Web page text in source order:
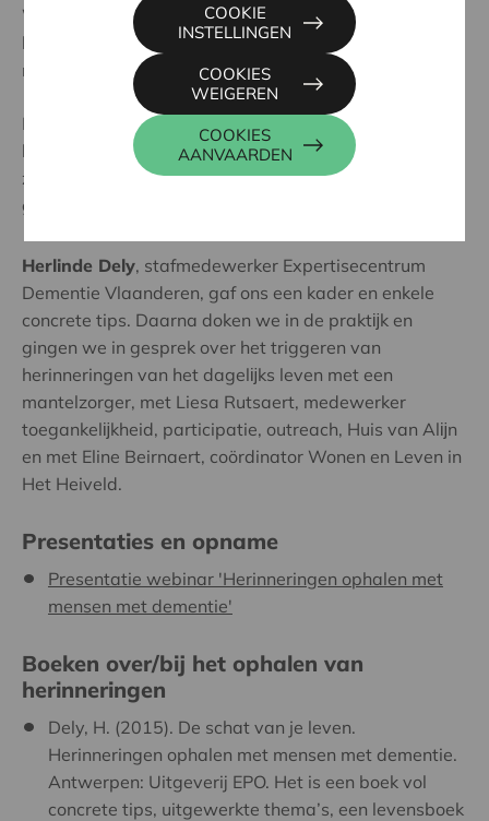
Waarom vinden veel mensen met dementie het fijn om
herinneringen op te halen? En hoe pak je dit als
mantelzorger aan?
Bĳ reminiscentie gebruikt men triggers die
herinneringen prikkelen bĳ de persoon met dementie,
zoals vragen, verhalen, muziek, foto’s, krantenknipsels,
geuren, smaken, voorwerpen, …
Herlinde Dely, stafmedewerker Expertisecentrum
Dementie Vlaanderen, gaf ons een kader en enkele
concrete tips. Daarna doken we in de praktĳk en
gingen we in gesprek over het triggeren van
herinneringen van het dagelĳks leven met een
mantelzorger, met Liesa Rutsaert, medewerker
toegankelĳkheid, participatie, outreach, Huis van Alĳn
en met Eline Beirnaert, coördinator Wonen en Leven in
Het Heiveld.
Presentaties en opname
Presentatie webinar 'Herinneringen ophalen met
mensen met dementie'
Boeken over/bij het ophalen van
herinneringen
Dely, H. (2015). De schat van je leven.
Herinneringen ophalen met mensen met dementie.
Antwerpen: Uitgeverij EPO. Het is een boek vol
concrete tips, uitgewerkte thema’s, een levensboek
COOKIES
AANVAARDEN
COOKIES
WEIGEREN
COOKIE
INSTELLINGEN